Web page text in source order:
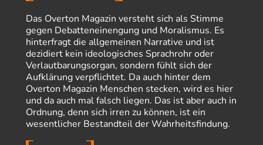
Absurde Debatte um Ceuta-„Invasion“ durch Marokko
vertieft EU-Spaltung
Man braucht in Deutschland nur etwas halbwegs vernünftiges zuvsagen
und man landet suf der Zionisten-Abschussliste.
Thomasvor 16 Stunden zu:
Die Westbank in New York
Danke, diese Verdrehung war mir auch gleich sauer aufgestoßen...... - die
"Taliban" hatten den Mohnanbau…
Nordlicht
vor 18 Stunden zu:
Wacht Deutschland nun in dem Krieg auf, den es seit Jahren
maßgeblich unterstützt?
Fragen Sie doch mal Ronzheimer oder Kiesewetter, da besteht dann keine
Das Overton Magazin versteht sich als Stimme
gegen Debatteneinengung und Moralismus. Es
hinterfragt die allgemeinen Narrative und ist
dezidiert kein ideologisches Sprachrohr oder
Verlautbarungsorgan, sondern fühlt sich der
Aufklärung verpflichtet. Da auch hinter dem
Overton Magazin Menschen stecken, wird es hier
und da auch mal falsch liegen. Das ist aber auch in
Ordnung, denn sich irren zu können, ist ein
wesentlicher Bestandteil der Wahrheitsfindung.